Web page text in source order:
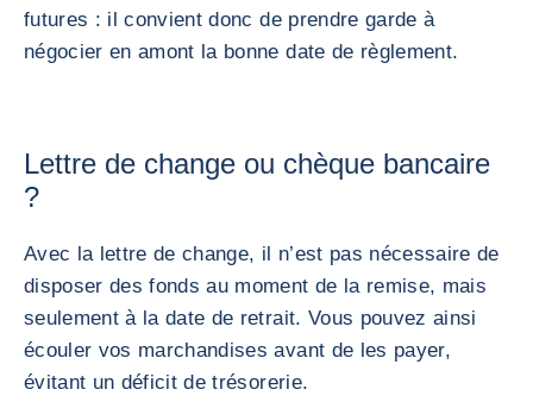
futures : il convient donc de prendre garde à
négocier en amont la bonne date de règlement.
Lettre de change ou chèque bancaire
?
Avec la lettre de change, il n’est pas nécessaire de
disposer des fonds au moment de la remise, mais
seulement à la date de retrait. Vous pouvez ainsi
écouler vos marchandises avant de les payer,
évitant un déficit de trésorerie.